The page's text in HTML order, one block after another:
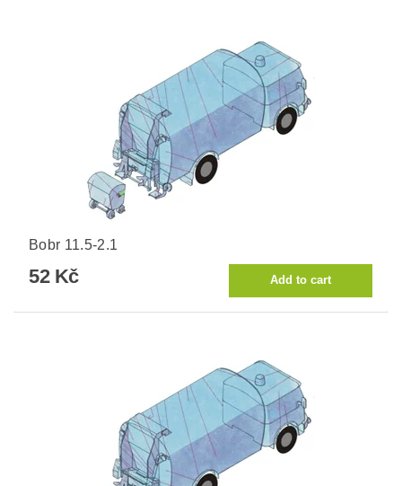
Bobr 11.5-2.1
52 Kč